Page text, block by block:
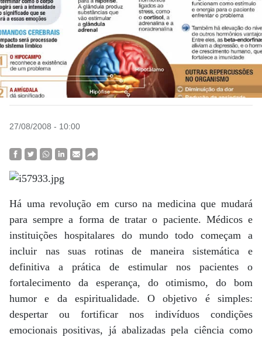
27/08/2008 - 10:00
Há uma revolução em curso na medicina que mudará
para sempre a forma de tratar o paciente. Médicos e
instituições hospitalares do mundo todo começam a
incluir nas suas rotinas de maneira sistemática e
definitiva a prática de estimular nos pacientes o
fortalecimento da esperança, do otimismo, do bom
humor e da espiritualidade. O objetivo é simples:
despertar ou fortificar nos indivíduos condições
emocionais positivas, já abalizadas pela ciência como